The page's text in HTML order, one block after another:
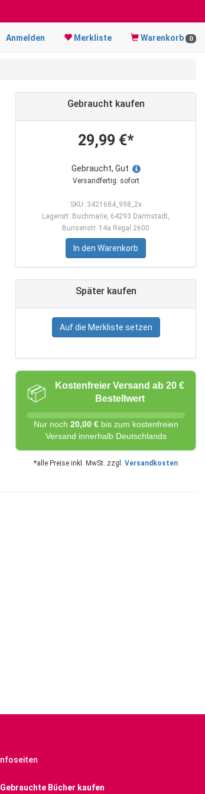
Anmelden Merkliste Warenkorb 0
Gebraucht kaufen
29,99 €*
Gebraucht, Gut
Versandfertig: sofort
SKU: 3421684_998_2x
Lagerort: Buchmarie, 64293 Darmstadt,
Bunsenstr. 14a Regal 2600
In den Warenkorb
Später kaufen
Auf die Merkliste setzen
📦
Kostenfreier Versand ab 20 €
Bestellwert
Nur noch 20,00 €bis zum kostenfreien
Versand innerhalb Deutschlands
*alle Preise inkl. MwSt. zzgl. Versandkosten
Infoseiten
Gebrauchte Bücher kaufen